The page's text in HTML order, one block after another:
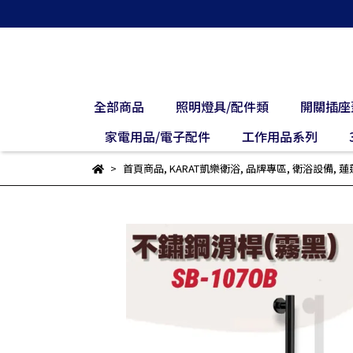
全部商品 照明燈具/配件類
開關插
家電用品/電子配件
工作用品系列
首頁商品, KARAT凱樂衛浴, 品牌專區, 衛浴設備, 蓮